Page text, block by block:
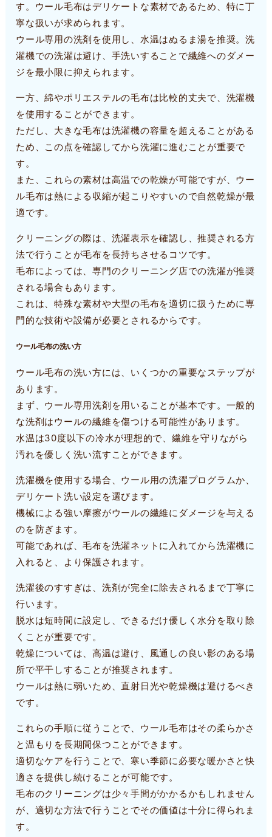
す。ウール毛布はデリケートな素材であるため、特に丁
寧な扱いが求められます。
ウール専用の洗剤を使用し、水温はぬるま湯を推奨。洗
濯機での洗濯は避け、手洗いすることで繊維へのダメー
ジを最小限に抑えられます。
一方、綿やポリエステルの毛布は比較的丈夫で、洗濯機
を使用することができます。
ただし、大きな毛布は洗濯機の容量を超えることがある
ため、この点を確認してから洗濯に進むことが重要で
す。
また、これらの素材は高温での乾燥が可能ですが、ウー
ル毛布は熱による収縮が起こりやすいので自然乾燥が最
適です。
クリーニングの際は、洗濯表示を確認し、推奨される方
法で行うことが毛布を長持ちさせるコツです。
毛布によっては、専門のクリーニング店での洗濯が推奨
される場合もあります。
これは、特殊な素材や大型の毛布を適切に扱うために専
門的な技術や設備が必要とされるからです。
ウール毛布の洗い方
ウール毛布の洗い方には、いくつかの重要なステップが
あります。
まず、ウール専用洗剤を用いることが基本です。一般的
な洗剤はウールの繊維を傷つける可能性があります。
水温は30度以下の冷水が理想的で、繊維を守りながら
汚れを優しく洗い流すことができます。
洗濯機を使用する場合、ウール用の洗濯プログラムか、
デリケート洗い設定を選びます。
機械による強い摩擦がウールの繊維にダメージを与える
のを防ぎます。
可能であれば、毛布を洗濯ネットに入れてから洗濯機に
入れると、より保護されます。
洗濯後のすすぎは、洗剤が完全に除去されるまで丁寧に
行います。
脱水は短時間に設定し、できるだけ優しく水分を取り除
くことが重要です。
乾燥については、高温は避け、風通しの良い影のある場
所で平干しすることが推奨されます。
ウールは熱に弱いため、直射日光や乾燥機は避けるべき
です。
これらの手順に従うことで、ウール毛布はその柔らかさ
と温もりを長期間保つことができます。
適切なケアを行うことで、寒い季節に必要な暖かさと快
適さを提供し続けることが可能です。
毛布のクリーニングは少々手間がかかるかもしれません
が、適切な方法で行うことでその価値は十分に得られま
す。